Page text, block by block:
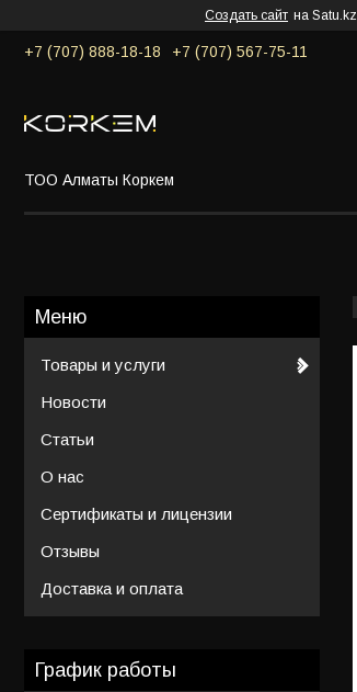
Создать сайт на Satu.kz
+7 (707) 888-18-18 +7 (707) 567-75-11
ТОО Алматы Коркем
Товары и услуги
Новости
Статьи
О нас
Сертификаты и лицензии
Отзывы
Доставка и оплата
График работы